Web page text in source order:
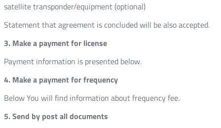
satellite transponder/equipment (optional)
Statement that agreement is concluded will be also accepted.
3. Make a payment for license
Payment information is presented below.
4. Make a payment for frequency
Below You will find information about frequency fee.
5. Send by post all documents